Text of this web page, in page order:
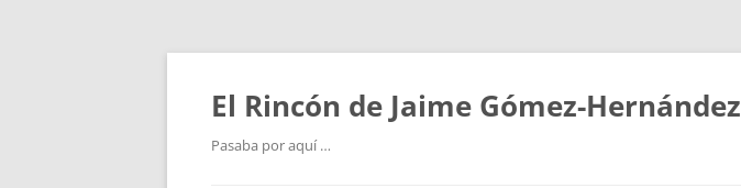
Saltar
contenido
El Rincón de Jaime Gómez-Hernández
Pasaba por aquí …